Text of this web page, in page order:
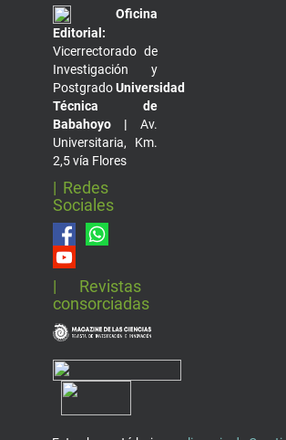
Oficina
Editorial:
Vicerrectorado de
Investigación y
PostgradoUniversidad
Técnica de
Babahoyo | Av.
Universitaria, Km.
2,5 vía Flores
| Redes
Sociales
| Revistas
consorciadas